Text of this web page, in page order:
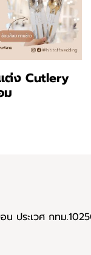
ต่ง Cutlery
ม
ประเวศ กทม